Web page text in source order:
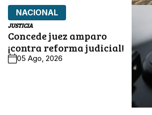
NACIONAL
JUSTICIA
Concede juez amparo
¡contra reforma judicial!
05 Ago, 2026